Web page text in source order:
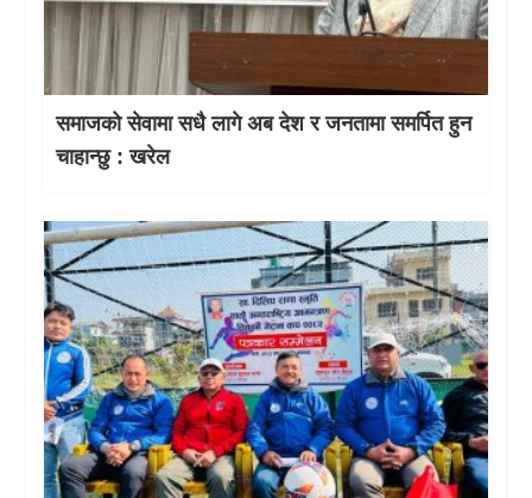
समाजको सेवामा सधै लागे अब देश र जनतामा समर्पित हुन
चाहान्छु : खरेल